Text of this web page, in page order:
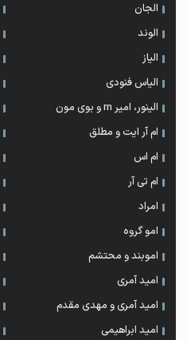
الجان
الوند
الیاز
الیاس فنودی
الینور، امیر rn و بوی مون
ام آر ایت و مطلق
ام اس
ام تی آر
امراد
امو گروه
اموبند و محتشم
امید آمری
امید آمری و مهدی مقدم
امید ابراهیمی